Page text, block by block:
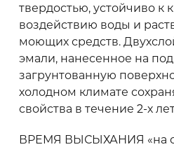
твердостью, устойчиво к
воздействию воды и
моющих средств.
эмали, нанесенное на
загрунтованную
холодном климате
свойства в течение 2-х
ВРЕМЯ ВЫСЫХАНИЯ «на